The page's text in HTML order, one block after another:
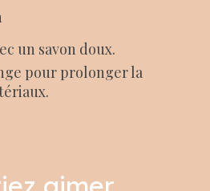
un savon doux.
pour prolonger la